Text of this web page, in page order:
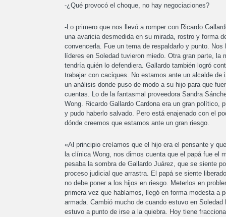
-¿Qué provocó el choque, no hay negociaciones?
-Lo primero que nos llevó a romper con Ricardo
una avaricia desmedida en su mirada, rostro y forma
convencerla. Fue un tema de respaldarlo y punto.
líderes en Soledad tuvieron miedo. Otra gran parte,
tendría quién lo defendiera. Gallardo también logró
trabajar con caciques. No estamos ante un alcalde
un análisis donde puso de modo a su hijo para que
cuentas. Lo de la fantasmal proveedora Sandra
Wong. Ricardo Gallardo Cardona era un gran político,
y pudo haberlo salvado. Pero está enajenado con el
dónde creemos que estamos ante un gran riesgo.
«Al principio creíamos que el hijo era el pensante y
la clínica Wong, nos dimos cuenta que el papá fue el
pesaba la sombra de Gallardo Juárez, que se siente
proceso judicial que arrastra. El papá se siente
no debe poner a los hijos en riesgo. Meterlos en
primera vez que hablamos, llegó en forma modesta a
armada. Cambió mucho de cuando estuvo en
estuvo a punto de irse a la quiebra. Hoy tiene